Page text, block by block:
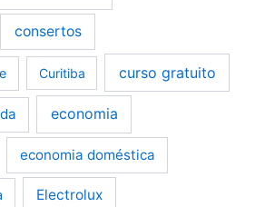
consertos
Curitiba curso gratuito
economia
economia doméstica
Electrolux